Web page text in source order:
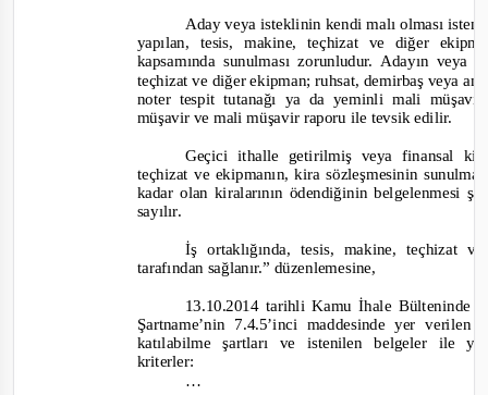
Aday veya isteklinin kendi malı olması
yapılan, tesis, makine, teçhizat ve diğer
kapsamında sunulması zorunludur. Adayın
teçhizat ve diğer ekipman; ruhsat, demirbaş veya
noter tespit tutanağı ya da yeminli mali
müşavir ve mali müşavir raporu ile tevsik edilir.
Geçici ithalle getirilmiş veya finansal
teçhizat ve ekipmanın, kira sözleşmesinin
kadar olan kiralarının ödendiğinin belgelenmesi
sayılır.
İş ortaklığında, tesis, makine, teçhizat
tarafından sağlanır.” düzenlemesine,
13.10.2014 tarihli Kamu İhale Bülteninde
Şartname’nin 7.4.5’inci maddesinde yer
katılabilme şartları ve istenilen belgeler ile
kriterler:
…